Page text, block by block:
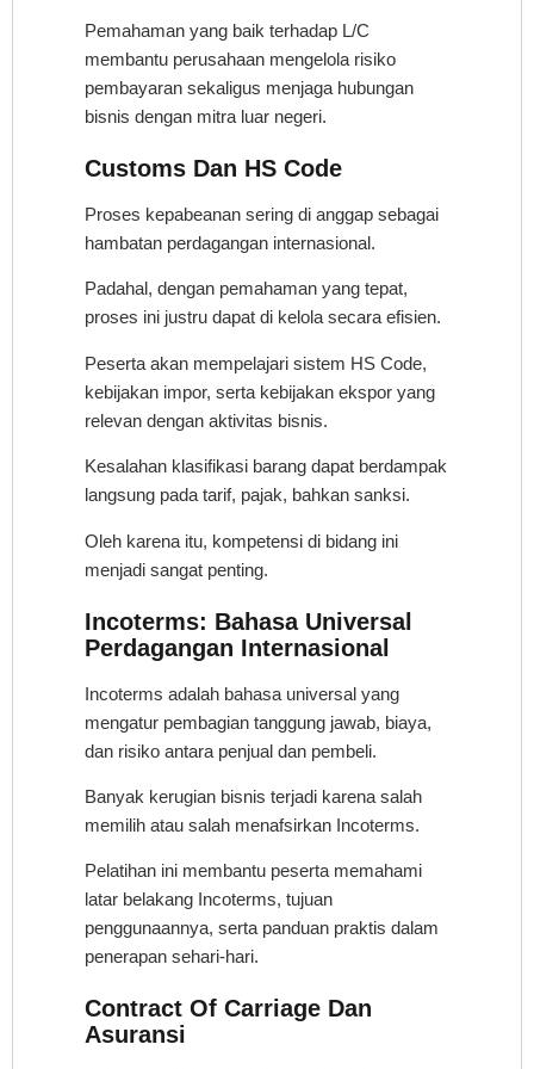
Pemahaman yang baik terhadap L/C
membantu perusahaan mengelola risiko
pembayaran sekaligus menjaga hubungan
bisnis dengan mitra luar negeri.
Customs Dan HS Code
Proses kepabeanan sering di anggap sebagai
hambatan perdagangan internasional.
Padahal, dengan pemahaman yang tepat,
proses ini justru dapat di kelola secara efisien.
Peserta akan mempelajari sistem HS Code,
kebijakan impor, serta kebijakan ekspor yang
relevan dengan aktivitas bisnis.
Kesalahan klasifikasi barang dapat berdampak
langsung pada tarif, pajak, bahkan sanksi.
Oleh karena itu, kompetensi di bidang ini
menjadi sangat penting.
Incoterms: Bahasa Universal
Perdagangan Internasional
Incoterms adalah bahasa universal yang
mengatur pembagian tanggung jawab, biaya,
dan risiko antara penjual dan pembeli.
Banyak kerugian bisnis terjadi karena salah
memilih atau salah menafsirkan Incoterms.
Pelatihan ini membantu peserta memahami
latar belakang Incoterms, tujuan
penggunaannya, serta panduan praktis dalam
penerapan sehari-hari.
Contract Of Carriage Dan
Asuransi